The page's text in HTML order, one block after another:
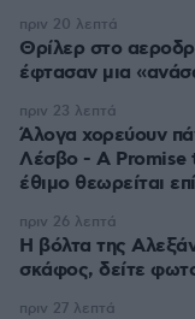
Θρίλερ στο
έφτασαν μια
πριν 20 λεπτά
Άλογα χορεύουν
Λέσβο - A Promise
έθιμο θεωρείται
πριν 23 λεπτά
Η βόλτα της
σκάφος, δείτε
πριν 26 λεπτά
πριν 27 λεπτά